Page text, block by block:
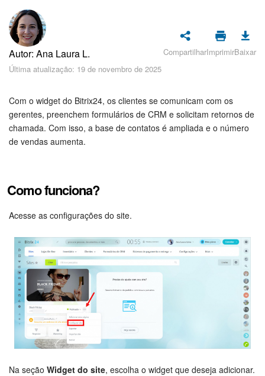
Cadastro e Login no Bitrix24
Segurança
Como Começar?
Feed
Bitrix24 Collabs
Calendário
Bitrix24 Drive
E-mail
Grupos de trabalho
Tarefas e Projetos
Autor: Ana Laura L.
Última atualização: 19 de novembro de 2025
CompartilharImprimirBaixar
Com o widget do Bitrix24, os clientes se comunicam com os
gerentes, preenchem formulários de CRM e solicitam retornos de
chamada. Com isso, a base de contatos é ampliada e o número
de vendas aumenta.
Como funciona?
Acesse as configurações do site.
Na seção Widget do site, escolha o widget que deseja adicionar.